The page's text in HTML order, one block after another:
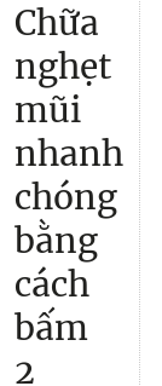
Chữa
nghẹt
mũi
nhanh
chóng
bằng
cách
bấm
2